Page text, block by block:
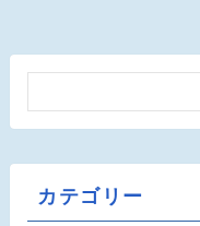
カテゴリー